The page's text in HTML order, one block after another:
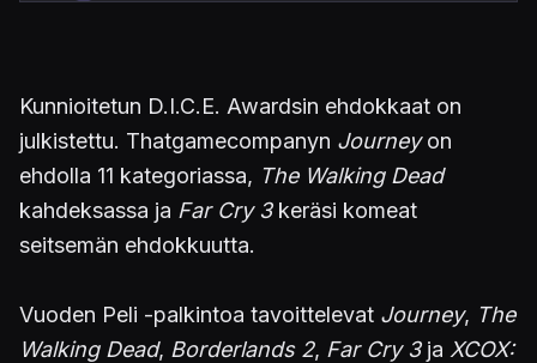
Kunnioitetun D.I.C.E. Awardsin ehdokkaat on
julkistettu. Thatgamecompanyn Journeyon
ehdolla 11 kategoriassa, The Walking Dead
kahdeksassa ja Far Cry 3keräsi komeat
seitsemän ehdokkuutta.
Vuoden Peli -palkintoa tavoittelevat Journey, The
Walking Dead, Borderlands 2, Far Cry 3ja XCOX: